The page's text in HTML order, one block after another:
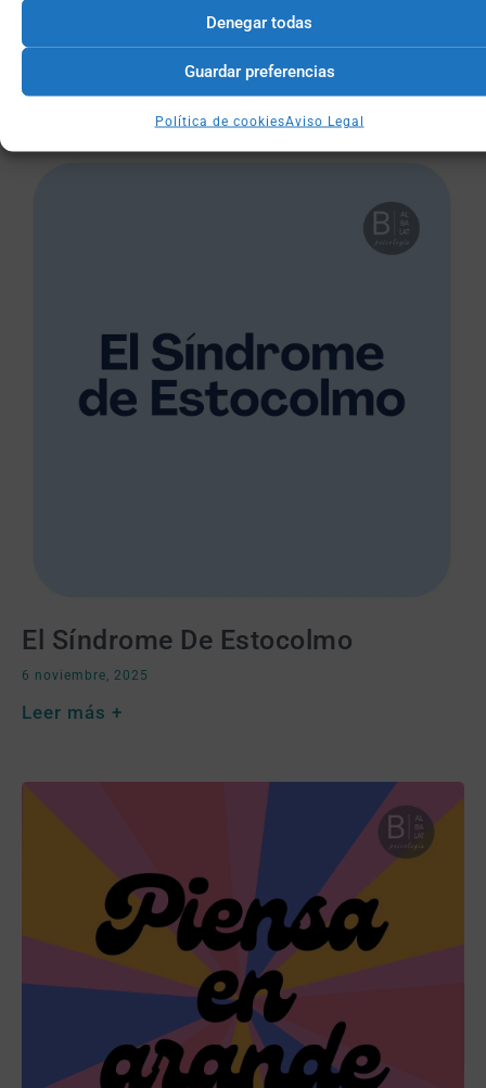
Denegar todas
Guardar preferencias
Política de cookiesAviso Legal
Un Poquito Cada Día
26 noviembre, 2025
Leer más +
El Síndrome De Estocolmo
6 noviembre, 2025
Leer más +